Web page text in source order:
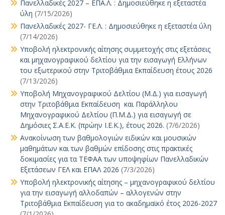
Πανελλαδικές 2027 – ΕΠΑ.Λ. : Δημοσιεύθηκε η εξεταστέα
ύλη (7/15/2026)
Πανελλαδικές 2027- ΓΕ.Λ. : Δημοσιεύθηκε η εξεταστέα ύλη
(7/14/2026)
Υποβολή ηλεκτρονικής αίτησης συμμετοχής στις εξετάσεις
και μηχανογραφικού δελτίου για την εισαγωγή Ελλήνων
του εξωτερικού στην Τριτοβάθμια Εκπαίδευση έτους 2026
(7/13/2026)
Υποβολή Μηχανογραφικού Δελτίου (Μ.Δ.) για εισαγωγή
στην Τριτοβάθμια Εκπαίδευση και Παράλληλου
Μηχανογραφικού Δελτίου (Π.Μ.Δ.) για εισαγωγή σε
Δημόσιες Σ.Α.Ε.Κ. (πρώην Ι.Ε.Κ.), έτους 2026. (7/6/2026)
Ανακοίνωση των βαθμολογιών ειδικών και μουσικών
μαθημάτων και των βαθμών επίδοσης στις πρακτικές
δοκιμασίες για τα ΤΕΦΑΑ των υποψηφίων Πανελλαδικών
Εξετάσεων ΓΕΛ και ΕΠΑΛ 2026 (7/3/2026)
Υποβολή ηλεκτρονικής αίτησης – μηχανογραφικού δελτίου
για την εισαγωγή αλλοδαπών – αλλογενών στην
Τριτοβάθμια Εκπαίδευση για το ακαδημαϊκό έτος 2026-2027